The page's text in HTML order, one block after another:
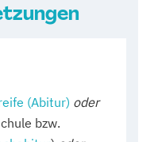
(Abitur) oder
bzw.